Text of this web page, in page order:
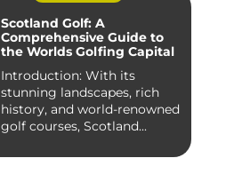
Scotland Golf: A
Comprehensive Guide to
the Worlds Golfing Capital
Introduction: With its
stunning landscapes, rich
history, and world-renowned
golf courses, Scotland...